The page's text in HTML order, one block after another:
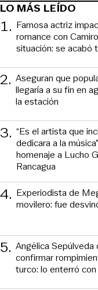
LO MÁS LEÍDO
1. Famosa actriz
romance con
situación: se acabó
2. Aseguran que
llegaría a su fin en
la estación
3. “Es el artista que
dedicara a la
homenaje a Lucho
Rancagua
4. Experiodista de
movilero: fue
5. Angélica Sepúlveda
confirmar
turco: lo enterró